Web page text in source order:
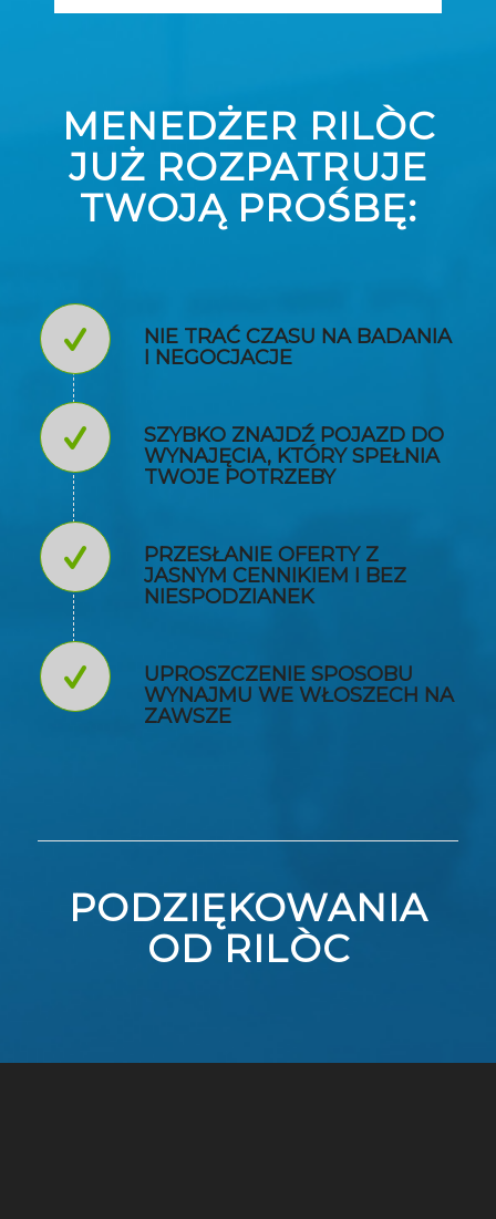
MENEDŻER RILÒC
JUŻ ROZPATRUJE
TWOJĄ PROŚBĘ:
NIE TRAĆ CZASU NA BADANIA
I NEGOCJACJE
SZYBKO ZNAJDŹ POJAZD DO
WYNAJĘCIA, KTÓRY SPEŁNIA
TWOJE POTRZEBY
PRZESŁANIE OFERTY Z
JASNYM CENNIKIEM I BEZ
NIESPODZIANEK
UPROSZCZENIE SPOSOBU
WYNAJMU WE WŁOSZECH NA
ZAWSZE
PODZIĘKOWANIA
OD RILÒC